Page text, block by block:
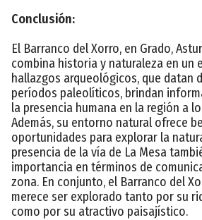
Conclusión:
El Barranco del Xorro, en Grado,
combina historia y naturaleza en un
hallazgos arqueológicos, que datan
períodos paleolíticos, brindan
la presencia humana en la región a
Además, su entorno natural ofrece
oportunidades para explorar la
presencia de la vía de La Mesa
importancia en términos de
zona. En conjunto, el Barranco del
merece ser explorado tanto por su
como por su atractivo paisajístico.